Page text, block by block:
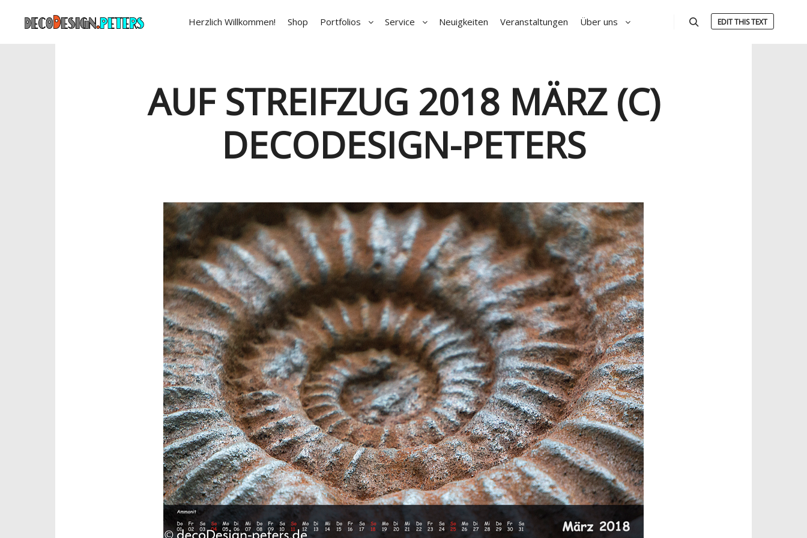
Herzlich Willkommen! Shop Portfolios Service Neuigkeiten Veranstaltungen Über uns EDIT THIS TEXT
AUF STREIFZUG 2018 MÄRZ (C)
DECODESIGN-PETERS